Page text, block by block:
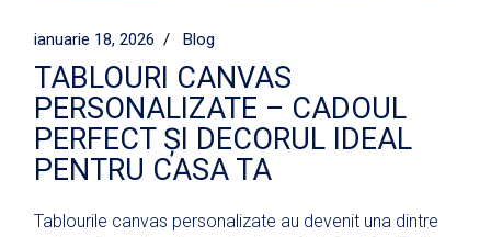
ianuarie 18, 2026 Blog
TABLOURI CANVAS
PERSONALIZATE – CADOUL
PERFECT ȘI DECORUL IDEAL
PENTRU CASA TA
Tablourile canvas personalizate au devenit una dintre